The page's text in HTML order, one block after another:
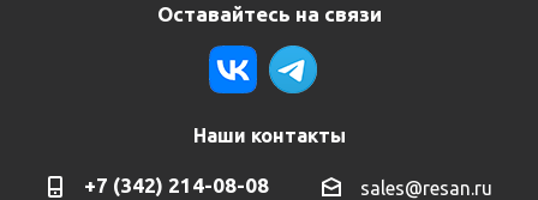
Оставайтесь на связи
Наши контакты
+7 (342) 214-08-08 sales@resan.ru